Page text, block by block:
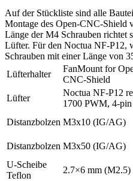
Auf der Stückliste sind alle
Montage des Open-CNC-Shield
Länge der M4 Schrauben richtet
Lüfter. Für den Noctua NF-P12,
Schrauben mit einer Länge von
Lüfterhalter
FanMount for
CNC-Shield
Lüfter
Noctua NF-P12
1700 PWM, 4-pin
Distanzbolzen M3x10 (IG/AG)
Distanzbolzen M3x50 (IG/AG)
U-Scheibe
Teflon
2.7×6 mm (M2.5)